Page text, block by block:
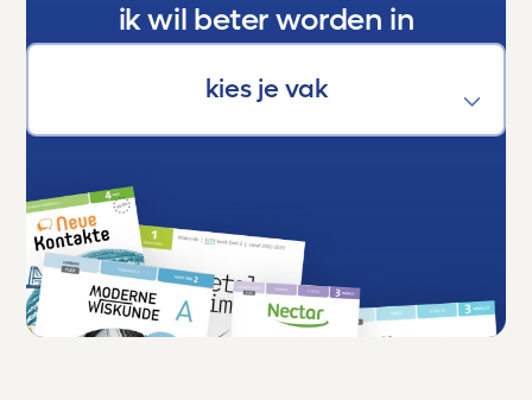
ik wil beter worden in